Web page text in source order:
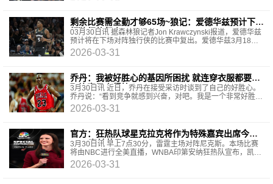
剩余比赛需全勤才够65场~狼记：爱德华兹预计下场
打独行侠复出
03月30日讯 据森林狼记者Jon Krawczynski报道，爱德华兹
预计将在下场对阵独行侠的比赛中复出。爱德华兹3月18日
因右膝炎症一直缺席至今。爱德华兹本赛季至今
2026-03-31
乔丹：我被好胜心的基因所困扰 就连穿衣服都要争
取比妻子穿得快
3月30日讯 近日，乔丹在接受采访时谈到了自己的好胜心。
乔丹说：“看到竞争就感到兴奋，对吧。我是一个非常好胜的
人，100%如此。我觉得这是一种诅咒，被这种好胜的
2026-03-31
官方：狂热队球星克拉克将作为特殊嘉宾出席今日
NBC赛前节目
3月30日讯 早上7点30分，雷霆主场对阵尼克斯。本场比赛
将由NBC进行全美直播，WNBA印第安纳狂热队宣布，凯特
琳·克拉克将作为特殊嘉宾出席NBC的赛前节目《Basket
2026-03-31